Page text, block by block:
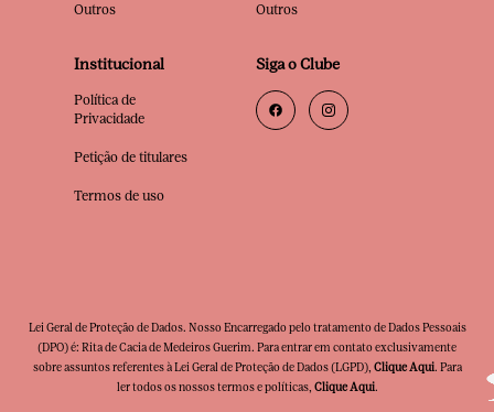
Outros Outros
Institucional
Política de
Privacidade
Petição de titulares
Termos de uso
Siga o Clube
Lei Geral de Proteção de Dados. Nosso Encarregado pelo tratamento de Dados Pessoais
(DPO) é: Rita de Cacia de Medeiros Guerim. Para entrar em contato exclusivamente
sobre assuntos referentes à Lei Geral de Proteção de Dados (LGPD), Clique Aqui. Para
ler todos os nossos termos e políticas, Clique Aqui.